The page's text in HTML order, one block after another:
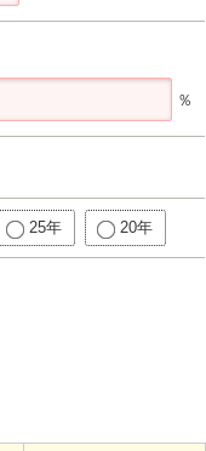
％
25年 20年